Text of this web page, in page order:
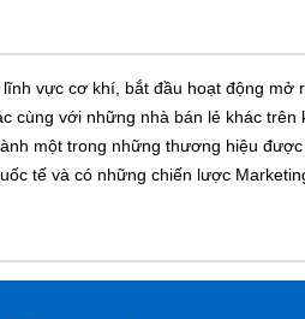
vực cơ khí, bắt đầu hoạt động
với những nhà bán lẻ khác
một trong những thương hiệu
tế và có những chiến lược